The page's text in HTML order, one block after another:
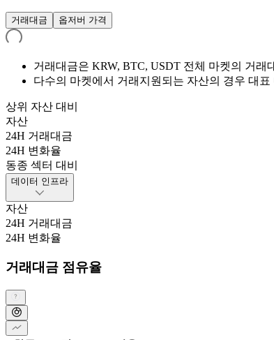
거래대금 옵저버 가격
거래대금은 KRW, BTC, USDT 전체 마켓의 거
다수의 마켓에서 거래지원되는 자산의 경우 대
상위 자산 대비
자산
24H 거래대금
24H 변화율
동종 섹터 대비
데이터 인프라
자산
24H 거래대금
24H 변화율
거래대금 점유율